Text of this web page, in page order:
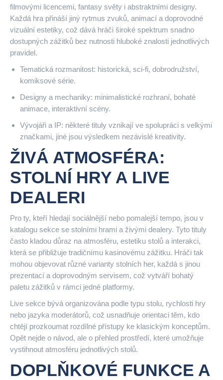
filmovými licencemi, fantasy světy i abstraktními designy.
Každá hra přináší jiný rytmus zvuků, animací a doprovodné
vizuální estetiky, což dává hráči široké spektrum snadno
dostupných zážitků bez nutnosti hluboké znalosti jednotlivých
pravidel.
Tematická rozmanitost: historická, sci‑fi, dobrodružství,
komiksové série.
Designy a mechaniky: minimalistické rozhraní, bohaté
animace, interaktivní scény.
Vývojáři a IP: některé tituly vznikají ve spolupráci s velkými
značkami, jiné jsou výsledkem nezávislé kreativity.
ŽIVÁ ATMOSFÉRA:
STOLNÍ HRY A LIVE
DEALERI
Pro ty, kteří hledají sociálnější nebo pomalejší tempo, jsou v
katalogu sekce se stolními hrami a živými dealery. Tyto tituly
často kladou důraz na atmosféru, estetiku stolů a interakci,
která se přibližuje tradičnímu kasinovému zážitku. Hráči tak
mohou objevovat různé varianty stolních her, každá s jinou
prezentací a doprovodným servisem, což vytváří bohatý
paletu zážitků v rámci jedné platformy.
Live sekce bývá organizována podle typu stolu, rychlosti hry
nebo jazyka moderátorů, což usnadňuje orientaci těm, kdo
chtějí prozkoumat rozdílné přístupy ke klasickým konceptům.
Opět nejde o návod, ale o přehled prostředí, které umožňuje
vystihnout atmosféru jednotlivých stolů.
DOPLŇKOVÉ FUNKCE A